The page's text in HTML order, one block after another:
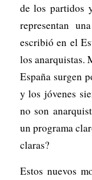
de los partidos
representan
escribió en el
los anarquistas.
España surgen
y los jóvenes
no son
un programa
claras?
Estos nuevos